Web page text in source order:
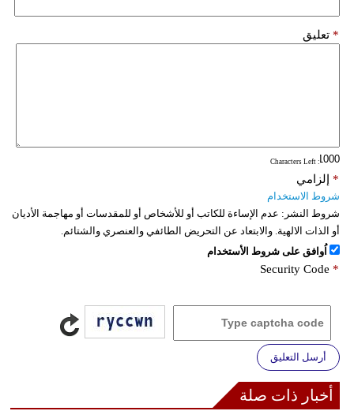
تعليق *
: Characters Left
إلزامي *
شروط الاستخدام
شروط النشر: عدم الإساءة للكاتب أو للأشخاص أو للمقدسات أو مهاجمة الأديان
أو الذات الالهية. والابتعاد عن التحريض الطائفي والعنصري والشتائم.
اُوافق على شروط الأستخدام
Security Code *
أرسل التعليق
أخبار ذات صلة